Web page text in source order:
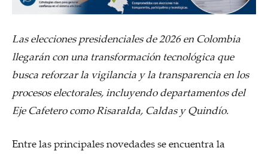
Las elecciones presidenciales de 2026 en Colombia
llegarán con una transformación tecnológica que
busca reforzar la vigilancia y la transparencia en los
procesos electorales, incluyendo departamentos del
Eje Cafetero como Risaralda, Caldas y Quindío.
Entre las principales novedades se encuentra la